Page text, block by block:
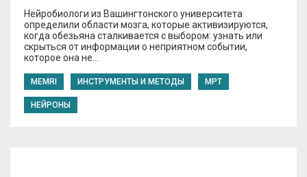
Нейробиологи из Вашингтонского университета
определили области мозга, которые активизируются,
когда обезьяна сталкивается с выбором: узнать или
скрыться от информации о неприятном событии,
которое она не…
MEMRI ИНСТРУМЕНТЫ И МЕТОДЫ МРТ
НЕЙРОНЫ